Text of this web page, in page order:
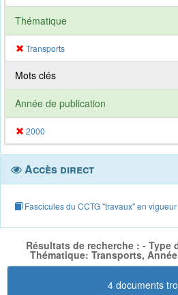
Thématique
Transports
Mots clés
Année de publication
2000
Accès direct
Fascicules du CCTG "travaux" en vigueur
Résultats de recherche : - Type
Thématique: Transports,
4 documents